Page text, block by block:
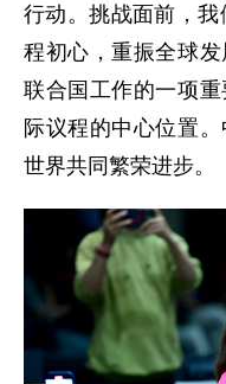
行动。挑战面前，
程初心，重振全球
联合国工作的一项
际议程的中心位置
世界共同繁荣进步。